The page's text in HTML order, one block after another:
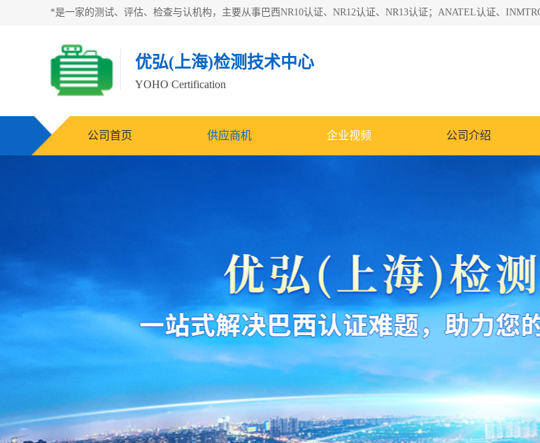
优弘(上海)检测技术中心
YOHO Certification
公司首页 供应商机 企业视频 公司介绍